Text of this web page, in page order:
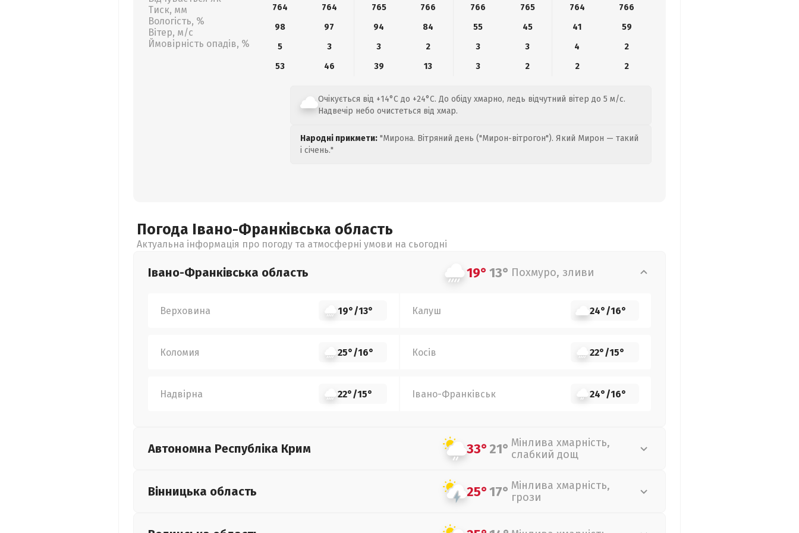
Тиск, мм
Вологість, %
Вітер, м/с
Ймовірність опадів, %
764 764 765 766 766 765 764
766
98
97 94 84 55 45 41
59
5
3 3 2 3 3 4
2
53
46 39 13 3 2 2 2
Очікується від +14°C до +24°C. До обіду хмарно, ледь відчутний вітер до 5 м/с.
Надвечір небо очистеться від хмар.
Народні прикмети: "Мирона. Вітряний день ("Мирон-вітрогон"). Який Мирон — такий
і січень."
Погода Івано-Франківська область
Актуальна інформація про погоду та атмосферні умови на сьогодні
Івано-Франківська область 19° 13° Похмуро, зливи
Верховина 19°/13° Калуш 24°/16°
Коломия 25°/16° Косів 22°/15°
Надвірна 22°/15° Івано-Франківськ 24°/16°
Автономна Республіка Крим 33°21° Мінлива хмарність,
слабкий дощ
Вінницька область 25°17° Мінлива хмарність,
грози